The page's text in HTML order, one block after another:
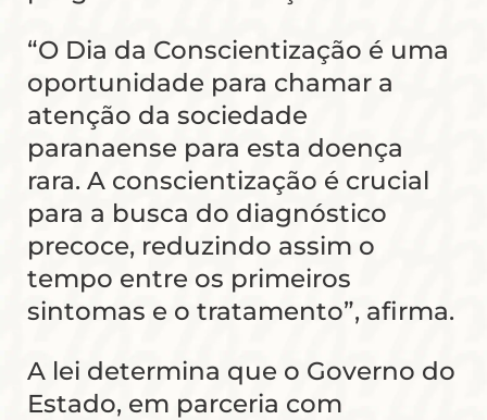
“O Dia da Conscientização é uma
oportunidade para chamar a
atenção da sociedade
paranaense para esta doença
rara. A conscientização é crucial
para a busca do diagnóstico
precoce, reduzindo assim o
tempo entre os primeiros
sintomas e o tratamento”, afirma.
A lei determina que o Governo do
Estado, em parceria com